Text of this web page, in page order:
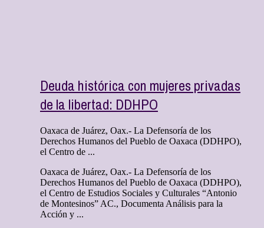
Deuda histórica con mujeres privadas
de la libertad: DDHPO
Oaxaca de Juárez, Oax.- La Defensoría de los
Derechos Humanos del Pueblo de Oaxaca (DDHPO),
el Centro de ...
Oaxaca de Juárez, Oax.- La Defensoría de los
Derechos Humanos del Pueblo de Oaxaca (DDHPO),
el Centro de Estudios Sociales y Culturales “Antonio
de Montesinos” AC., Documenta Análisis para la
Acción y ...